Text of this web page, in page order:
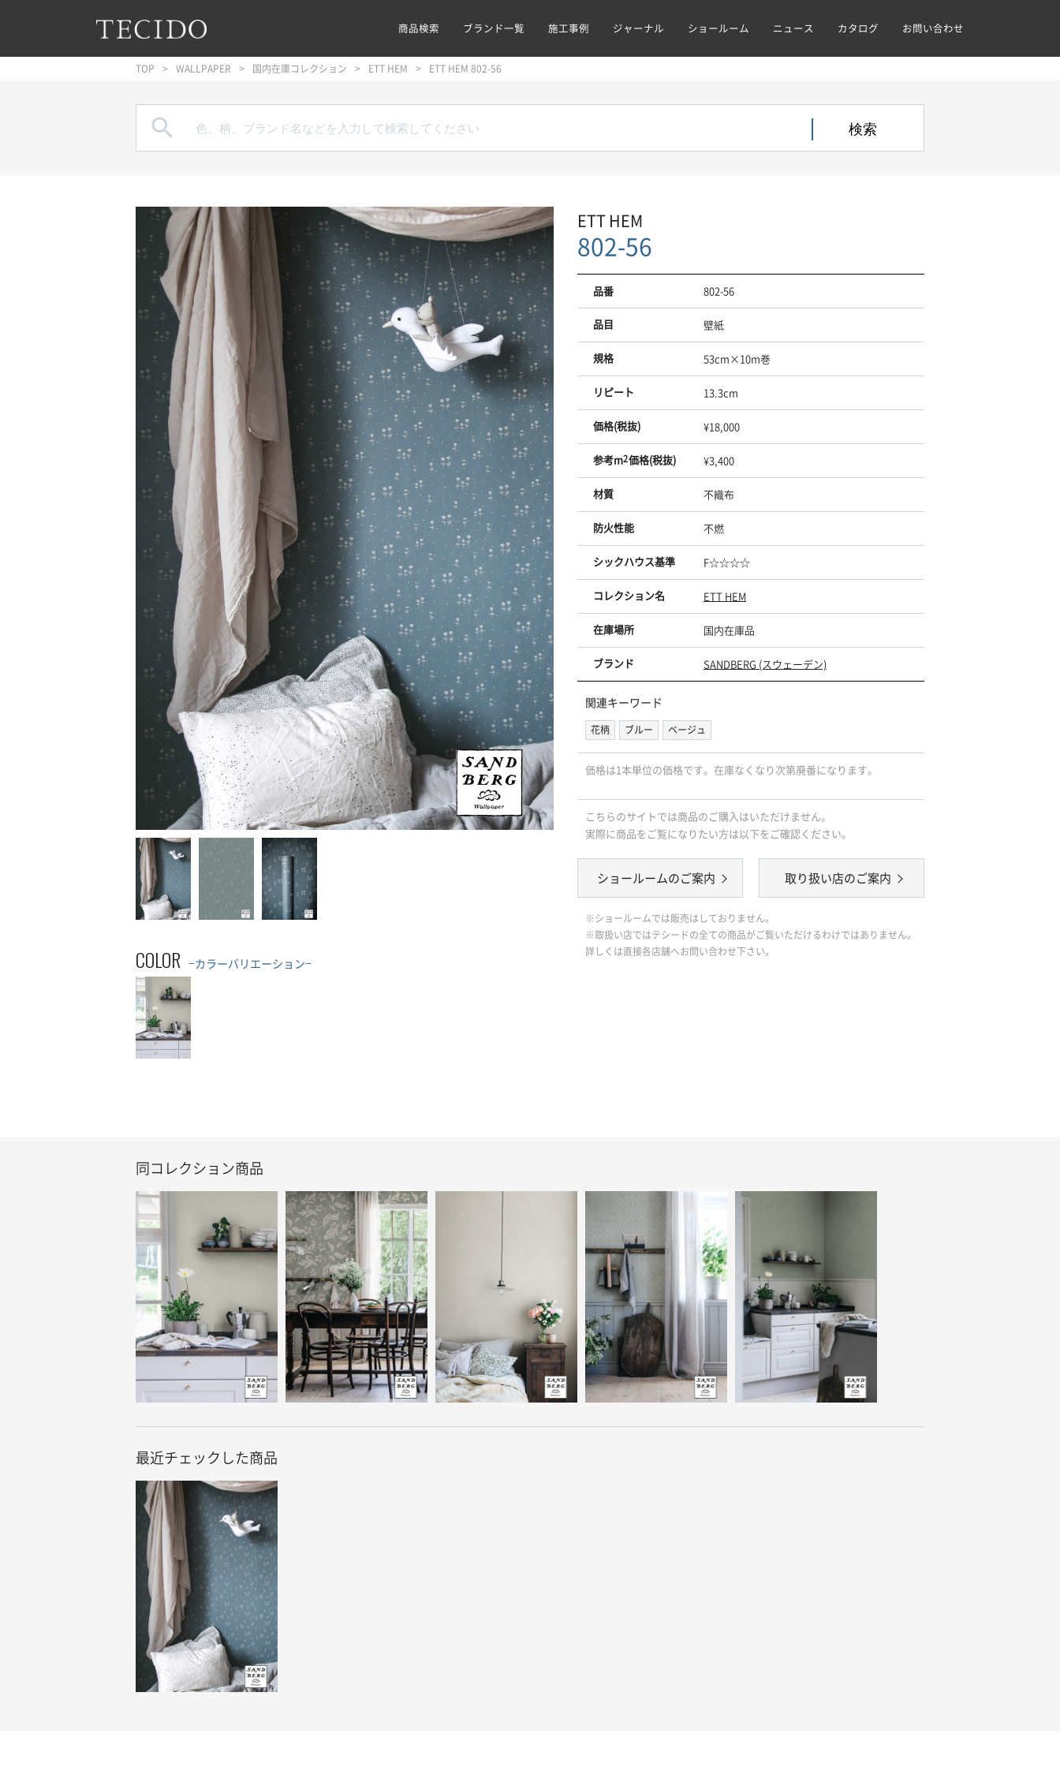
メインナビゲーションへジャンプ
メインコンテンツへジャンプ
フッターへジャンプ 商品検索 ブランド一覧 施工事例 ジャーナル ショールーム ニュース カタログ お問い合わせ
TOP WALLPAPER 国内在庫コレクション ETT HEM ETT HEM 802-56

COLOR −カラーバリエーション−
ETT HEM
802-56
品番 802-56
品目 壁紙
規格 53cm×10m巻
リピート 13.3cm
価格(税抜) ¥18,000
参考m2価格(税抜) ¥3,400
材質 不織布
防火性能 不燃
シックハウス基準 F☆☆☆☆
コレクション名 ETT HEM
在庫場所 国内在庫品
ブランド SANDBERG (スウェーデン)
関連キーワード
花柄 ブルー ベージュ
価格は1本単位の価格です。在庫なくなり次第廃番になります。
こちらのサイトでは商品のご購入はいただけません。
実際に商品をご覧になりたい方は以下をご確認ください。
ショールームのご案内 取り扱い店のご案内
※ショールームでは販売はしておりません。
※取扱い店ではテシードの全ての商品がご覧いただけるわけではありません。
詳しくは直接各店舗へお問い合わせ下さい。
同コレクション商品
最近チェックした商品